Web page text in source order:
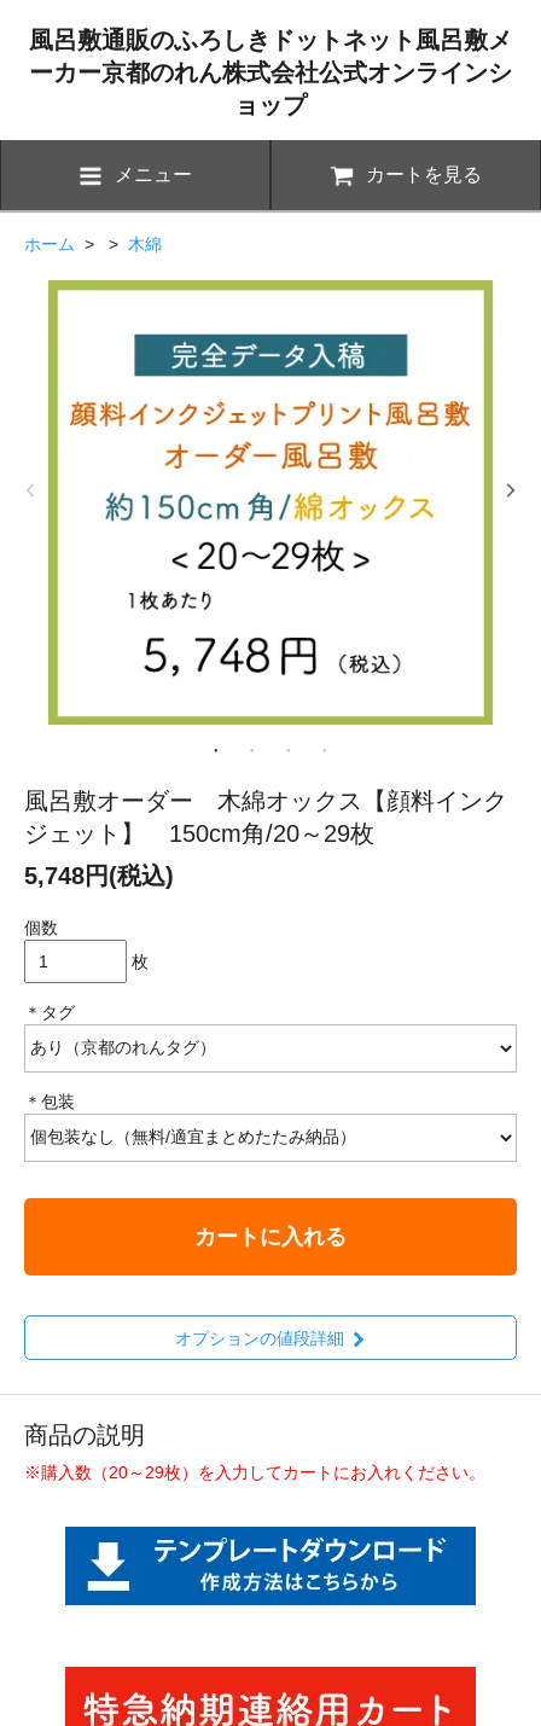
風呂敷通販のふろしきドットネット風呂敷メ
ーカー京都のれん株式会社公式オンラインシ
ョップ
メニュー カートを見る
ホーム > > 木綿
風呂敷オーダー 木綿オックス【顔料インク
ジェット】 150cm角/20～29枚
5,748円(税込)
個数
枚
＊タグ
＊包装
カートに入れる
オプションの値段詳細
商品の説明
※購入数（20～29枚）を入力してカートにお入れください。